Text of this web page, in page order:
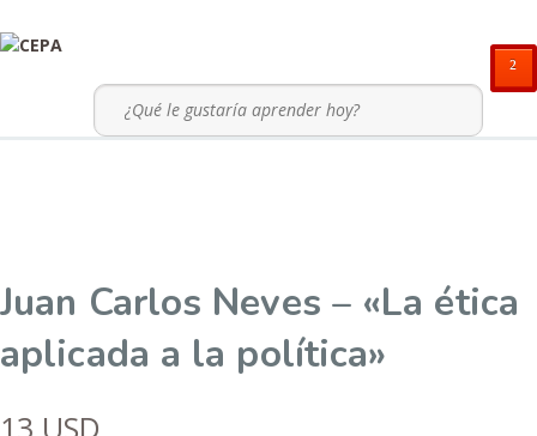
²
Juan Carlos Neves – «La ética
aplicada a la política»
13 USD